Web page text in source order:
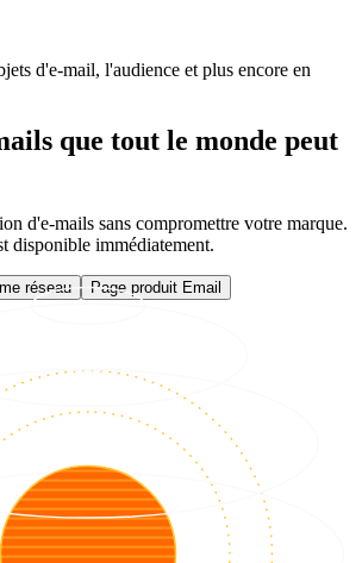
d'e-mail, l'audience et plus encore en
que tout le monde peut
d'e-mails sans compromettre votre marque.
disponible immédiatement.
réseau Page produit Email